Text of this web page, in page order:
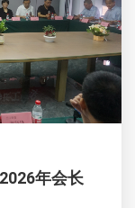
年会长